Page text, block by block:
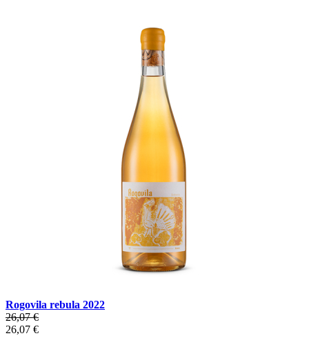
Rogovila rebula 2022
26,07 €
26,07 €